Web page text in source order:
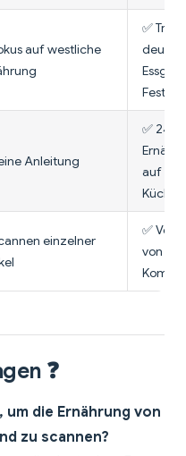
auf westliche
✅
Feste
Anleitung
✅ 24/
auf die
Küche
einzelner
✅
von
❓
die Ernährung von
zu scannen?